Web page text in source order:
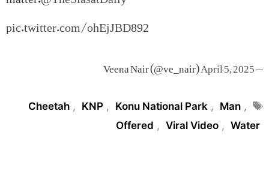
pic.twitter.com/ohEjJBD892
— Veena Nair (@ve_nair)
April 5, 2025
Tags
Cheetah , KNP , Konu National Park , Man ,
Offered , Viral Video , Water